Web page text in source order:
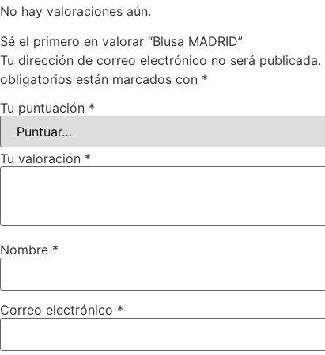
No hay valoraciones aún.
Sé el primero en valorar “Blusa MADRID”
Tu dirección de correo electrónico no será publicada.
obligatorios están marcados con *
Tu puntuación *
Tu valoración *
Nombre *
Correo electrónico *